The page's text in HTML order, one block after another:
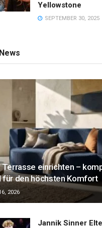
Yellowstone
SEPTEMBER 30, 2025
Terrasse einrichten –
für den höchsten Komfort
2026
Jannik Sinner